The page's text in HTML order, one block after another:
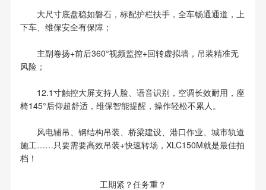
大尺寸底盘稳如磐石，标配护栏扶手，全车畅通通道，上
下车、维保安全有保障；
主副卷扬+前后360°视频监控+回转虚拟墙，吊装精准无
风险；
12.1寸触控大屏支持人脸、语音识别，空调长效耐用，座
椅145°后仰超舒适，维保智能提醒，操作轻松不累人。
风电辅吊、钢结构吊装、桥梁建设、港口作业、城市轨道
施工……只要需要高效吊装+快速转场，XLC150M就是最佳拍
档！
工期紧？任务重？